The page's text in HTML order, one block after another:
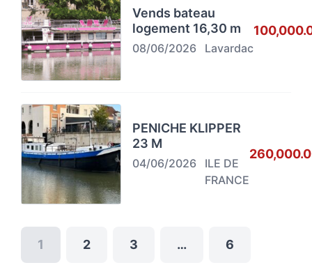
Vends bateau
logement 16,30 m
08/06/2026 Lavardac
PENICHE KLIPPER
23 M
04/06/2026
ILE DE
FRANCE
1 2 3 … 6